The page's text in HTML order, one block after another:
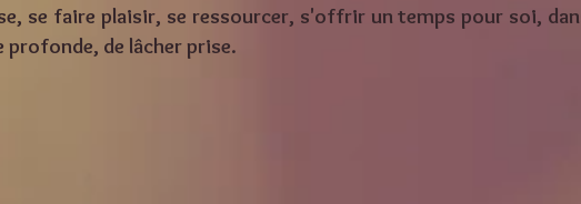
se faire plaisir, se ressourcer, s'offrir un temps pour soi,
profonde, de lâcher prise.